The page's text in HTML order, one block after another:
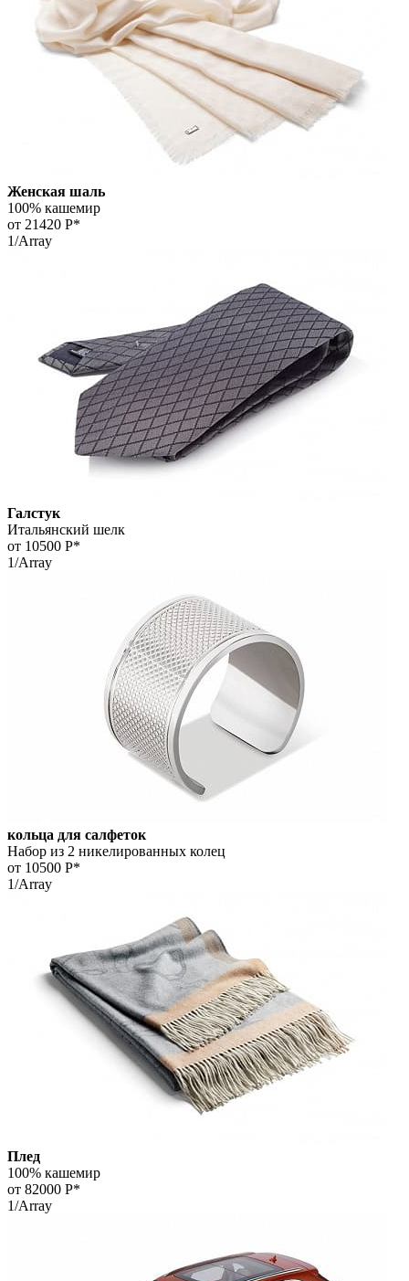
Женская шаль
100% кашемир
от 21420 Р*
1/Array
Галстук
Итальянский шелк
от 10500 Р*
1/Array
кольца для салфеток
Набор из 2 никелированных колец
от 10500 Р*
1/Array
Плед
100% кашемир
от 82000 Р*
1/Array